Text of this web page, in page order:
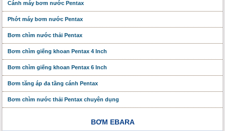
Cánh máy bơm nước Pentax
Phớt máy bơm nước Pentax
Bơm chìm nước thải Pentax
Bơm chìm giếng khoan Pentax 4 Inch
Bơm chìm giếng khoan Pentax 6 Inch
Bơm tăng áp đa tầng cánh Pentax
Bơm chìm nước thải Pentax chuyên dụng
BƠM EBARA